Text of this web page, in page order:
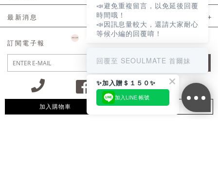
加入購物車 追蹤清單
會員常見問題
訂單常見問題
商品售後服務
電子發票
國外會員服務
門市資訊
最新消息
LINE官方會員活動
訂閱電子報
JOIN
09:30~12:00 13:00~18:30 / Mon - Fri(例假日除外)
📣避免重複留言，以免延後回覆
時間哦！
📣因訊息量較大，還請大家耐心
等候小編的回覆唷！
回覆至 SEOULMATE 首爾妹
✨加入贈＄１５０✨
加入LINE 帳號